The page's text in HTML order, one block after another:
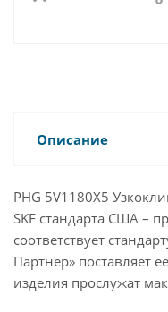
Описание
PHG 5V1180X5
SKF стандарта США –
соответствует
Партнер» поставляет
изделия прослужат